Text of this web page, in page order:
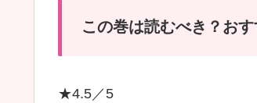
この巻は読むべき？お
★4.5／5